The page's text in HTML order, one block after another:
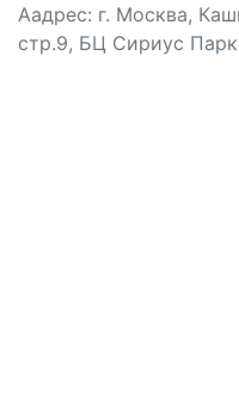
Аадрес: г. Москва,
стр.9, БЦ Сириус